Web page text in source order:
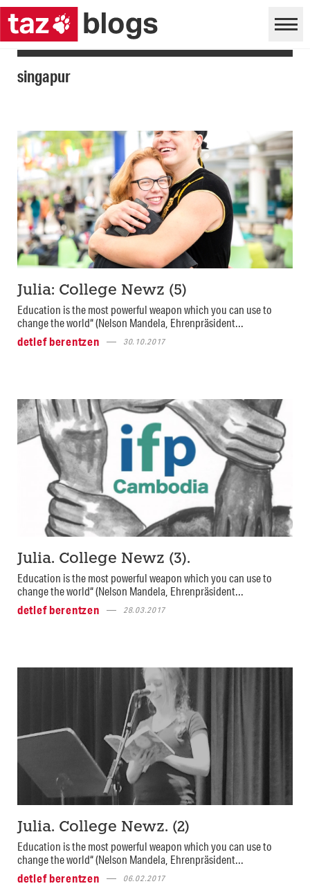
singapur
Julia: College Newz (5)
Education is the most powerful weapon which you can use to
change the world“ (Nelson Mandela, Ehrenpräsident...
detlef berentzen
30.10.2017
Julia. College Newz (3).
Education is the most powerful weapon which you can use to
change the world“ (Nelson Mandela, Ehrenpräsident...
detlef berentzen
28.03.2017
Julia. College Newz. (2)
Education is the most powerful weapon which you can use to
change the world“ (Nelson Mandela, Ehrenpräsident...
detlef berentzen
06.02.2017